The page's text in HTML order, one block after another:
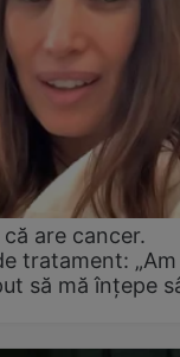
are cancer.
tratament:
să mă înțepe